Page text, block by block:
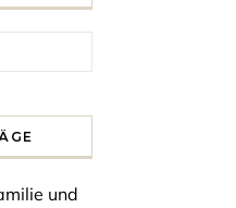
und